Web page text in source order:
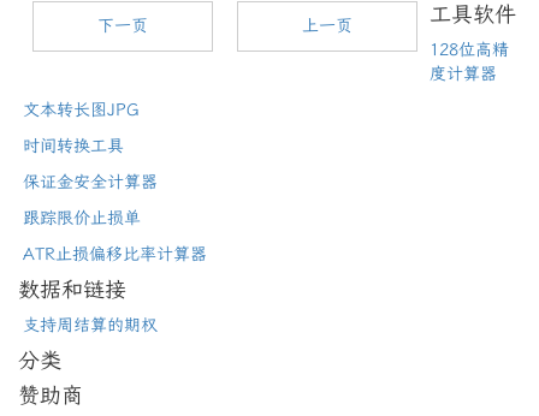
下一页 上一页 工具软件
128位高精
度计算器
文本转长图JPG
时间转换工具
保证金安全计算器
跟踪限价止损单
ATR止损偏移比率计算器
数据和链接
支持周结算的期权
分类
赞助商